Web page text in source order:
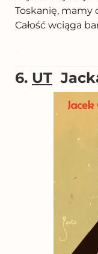
Toskanię, mamy
Całość wciąga
.
6. UT